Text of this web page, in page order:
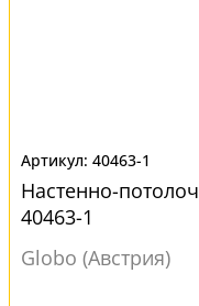
40463-1
Настенно-
40463-1
Globo (Австрия)